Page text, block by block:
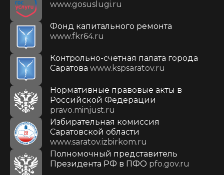
www.gosuslugi.ru
Фонд капитального ремонта
www.fkr64.ru
Контрольно-счетная палата города
Саратова www.kspsaratov.ru
Нормативные правовые акты в
Российской Федерации
pravo.minjust.ru
Избирательная комиссия
Саратовской области
www.saratov.izbirkom.ru
Полномочный представитель
Президента РФ в ПФО pfo.gov.ru